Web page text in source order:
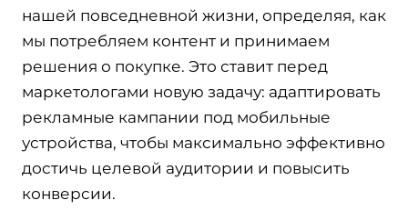
нашей повседневной жизни, определяя, как
мы потребляем контент и принимаем
решения о покупке. Это ставит перед
маркетологами новую задачу: адаптировать
рекламные кампании под мобильные
устройства, чтобы максимально эффективно
достичь целевой аудитории и повысить
конверсии.